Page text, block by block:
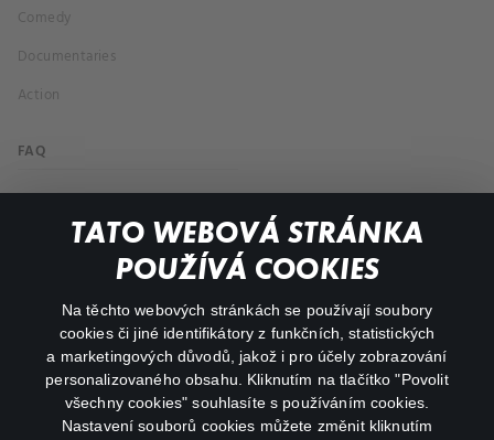
TATO WEBOVÁ STRÁNKA
POUŽÍVÁ COOKIES
Na těchto webových stránkách se používají soubory
cookies či jiné identifikátory z funkčních, statistických
a marketingových důvodů, jakož i pro účely zobrazování
personalizovaného obsahu. Kliknutím na tlačítko "Povolit
všechny cookies" souhlasíte s používáním cookies.
Nastavení souborů cookies můžete změnit kliknutím
Comedy
Documentaries
Action
FAQ
My profile
facebookinstagram
youtube